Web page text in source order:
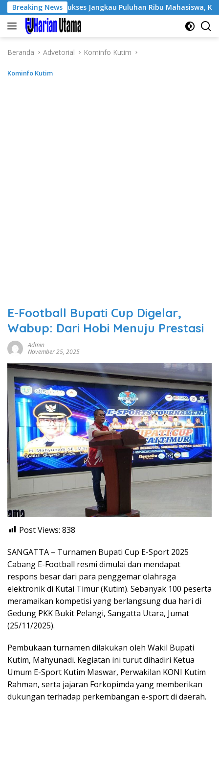
Langsung
ke
konten
Breaking News
Sukses Jangkau Puluhan Ribu Mahasiswa, Kampus
Beranda Advetorial Kominfo Kutim
Kominfo Kutim
E-Football Bupati Cup Digelar,
Wabup: Dari Hobi Menuju Prestasi
Admin
November 25, 2025
Post Views: 838
SANGATTA – Turnamen Bupati Cup E-Sport 2025
Cabang E-Football resmi dimulai dan mendapat
respons besar dari para penggemar olahraga
elektronik di Kutai Timur (Kutim). Sebanyak 100 peserta
meramaikan kompetisi yang berlangsung dua hari di
Gedung PKK Bukit Pelangi, Sangatta Utara, Jumat
(25/11/2025).
Pembukaan turnamen dilakukan oleh Wakil Bupati
Kutim, Mahyunadi. Kegiatan ini turut dihadiri Ketua
Umum E-Sport Kutim Maswar, Perwakilan KONI Kutim
Rahman, serta jajaran Forkopimda yang memberikan
dukungan terhadap perkembangan e-sport di daerah.